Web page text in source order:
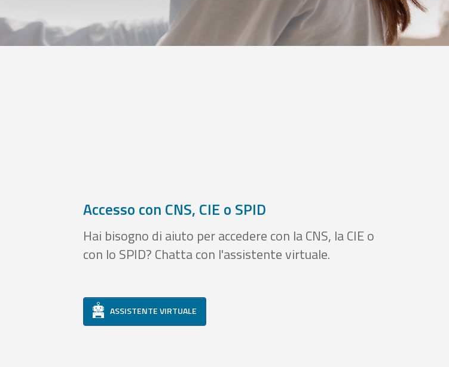
Accesso con CNS, CIE o SPID
Hai bisogno di aiuto per accedere con la CNS, la CIE o
con lo SPID? Chatta con l'assistente virtuale.
ASSISTENTE VIRTUALE